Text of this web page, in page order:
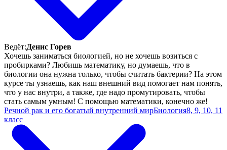
Ведёт:Денис Горев
Хочешь заниматься биологией, но не хочешь возиться с
пробирками? Любишь математику, но думаешь, что в
биологии она нужна только, чтобы считать бактерии? На этом
курсе ты узнаешь, как наш внешний вид помогает нам понять,
что у нас внутри, а также, где надо промутировать, чтобы
стать самым умным! С помощью математики, конечно же!
Речной рак и его богатый внутренний мирБиология8, 9, 10, 11
класс